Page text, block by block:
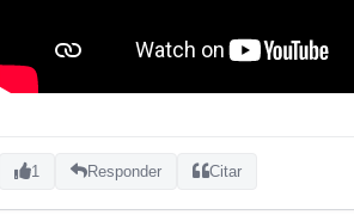
1 Responder Citar